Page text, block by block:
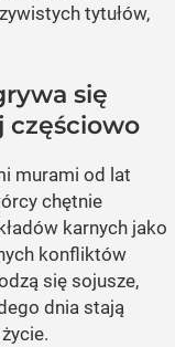
tytułów,
się
częściowo
murami od lat
chętnie
karnych jako
konfliktów
się sojusze,
dnia stają